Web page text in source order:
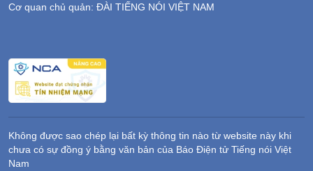
Cơ quan chủ quản: ĐÀI TIẾNG NÓI VIỆT NAM
Không được sao chép lại bất kỳ thông tin nào từ website này khi
chưa có sự đồng ý bằng văn bản của Báo Điện tử Tiếng nói Việt
Nam